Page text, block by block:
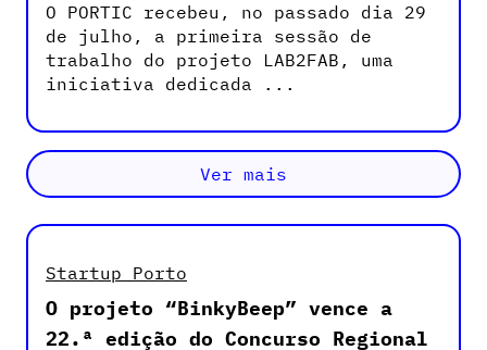
O PORTIC recebeu, no passado dia 29
de julho, a primeira sessão de
trabalho do projeto LAB2FAB, uma
iniciativa dedicada ...
Ver mais
Startup Porto
O projeto “BinkyBeep” vence a
22.ª edição do Concurso Regional